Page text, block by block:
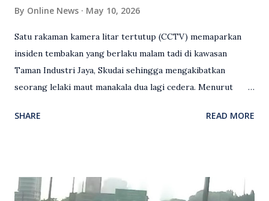
By Online News May 10, 2026
Satu rakaman kamera litar tertutup (CCTV) memaparkan
insiden tembakan yang berlaku malam tadi di kawasan
Taman Industri Jaya, Skudai sehingga mengakibatkan
seorang lelaki maut manakala dua lagi cedera. Menurut
kejadian berlaku sekitar jam 11 malam dan pihak polis
hiburan di kawasan berkenaan. Seorang mangsa disahkan
SHARE READ MORE